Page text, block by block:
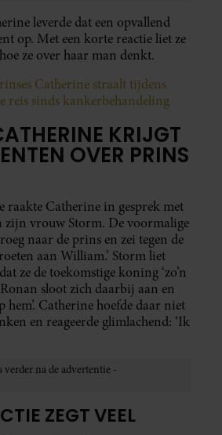
leverde dat een opvallend
op. Met een korte reactie liet ze
ze over haar man denkt.
Catherine straalt tijdens
reis sinds kankerbehandeling
KRIJGT
OVER PRINS
raakte Catherine in gesprek met
zijn vrouw Storm. De voormalige
naar de prins en zei tegen de
aan William.’ Storm liet
ze de toekomstige koning ‘zo’n
sloot zich daarbij aan en
hem’. Catherine hoefde daar niet
en reageerde glimlachend: ‘Ik
ZEGT VEEL